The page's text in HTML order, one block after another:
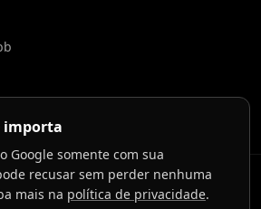
importa
Google somente com sua
recusar sem perder nenhuma
mais na política de privacidade.